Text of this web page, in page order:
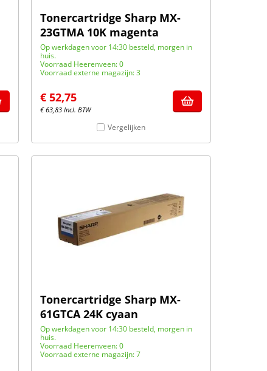
Tonercartridge Sharp MX-
23GTMA 10K magenta
Op werkdagen voor 14:30 besteld, morgen in
huis.
Voorraad Heerenveen: 0
Voorraad externe magazijn: 3
€ 52,75
€63,83 Incl. BTW
Vergelijken
Tonercartridge Sharp MX-
61GTCA 24K cyaan
Op werkdagen voor 14:30 besteld, morgen in
huis.
Voorraad Heerenveen: 0
Voorraad externe magazijn: 7